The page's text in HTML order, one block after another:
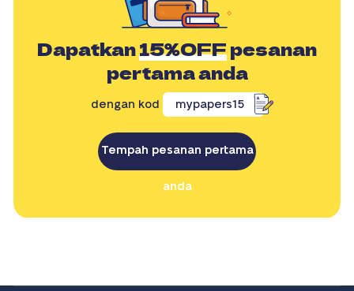
Dapatkan15%OFFpesanan
pertama anda
dengan kod mypapers15
Tempah pesanan pertama
anda